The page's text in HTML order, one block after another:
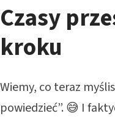
Czasy
kroku
Wiemy, co teraz
powiedzieć”. 😅 I